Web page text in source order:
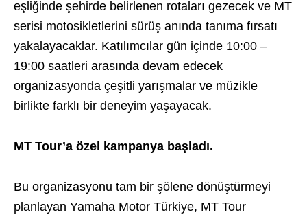
eşliğinde şehirde belirlenen rotaları gezecek ve MT
serisi motosikletlerini sürüş anında tanıma fırsatı
yakalayacaklar. Katılımcılar gün içinde 10:00 –
19:00 saatleri arasında devam edecek
organizasyonda çeşitli yarışmalar ve müzikle
birlikte farklı bir deneyim yaşayacak.
MT Tour’a özel kampanya başladı.
Bu organizasyonu tam bir şölene dönüştürmeyi
planlayan Yamaha Motor Türkiye, MT Tour